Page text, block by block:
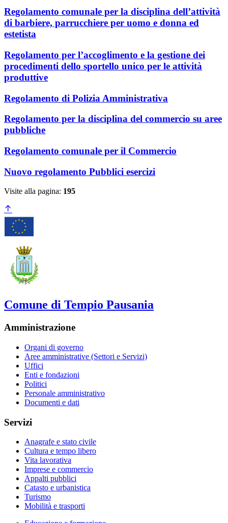
Regolamento comunale per la disciplina dell’attività
di barbiere, parrucchiere per uomo e donna ed
estetista
Regolamento per l’accoglimento e la gestione dei
procedimenti dello sportello unico per le attività
produttive
Regolamento di Polizia Amministrativa
Regolamento per la disciplina del commercio su aree
pubbliche
Regolamento comunale per il Commercio
Nuovo regolamento Pubblici esercizi
Visite alla pagina: 195
Comune di Tempio Pausania
Amministrazione
Organi di governo
Aree amministrative (Settori e Servizi)
Uffici
Enti e fondazioni
Politici
Personale amministrativo
Documenti e dati
Servizi
Anagrafe e stato civile
Cultura e tempo libero
Vita lavorativa
Imprese e commercio
Appalti pubblici
Catasto e urbanistica
Turismo
Mobilità e trasporti